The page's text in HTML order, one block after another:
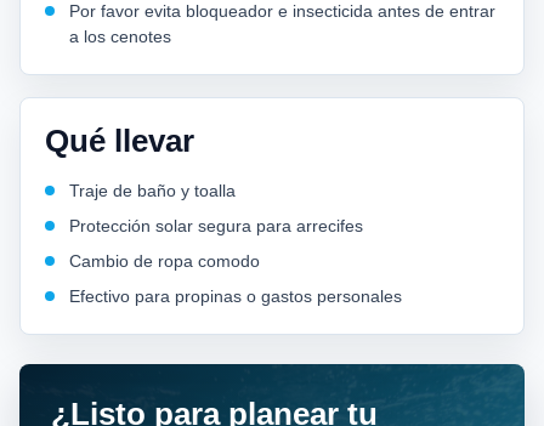
Por favor evita bloqueador e insecticida antes de entrar
a los cenotes
Qué llevar
Traje de baño y toalla
Protección solar segura para arrecifes
Cambio de ropa comodo
Efectivo para propinas o gastos personales
¿Listo para planear tu